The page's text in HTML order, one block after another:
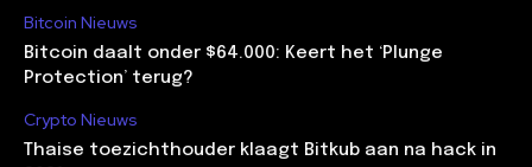
Bitcoin Nieuws
Bitcoin daalt onder $64.000: Keert het ‘Plunge
Protection’ terug?
Crypto Nieuws
Thaise toezichthouder klaagt Bitkub aan na hack in